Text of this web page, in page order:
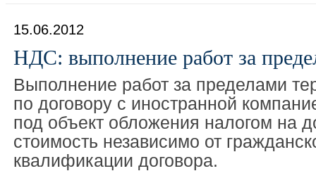
15.06.2012
НДС: выполнение работ за
Выполнение работ за пределами
по договору с иностранной
под объект обложения налогом на
стоимость независимо от
квалификации договора.